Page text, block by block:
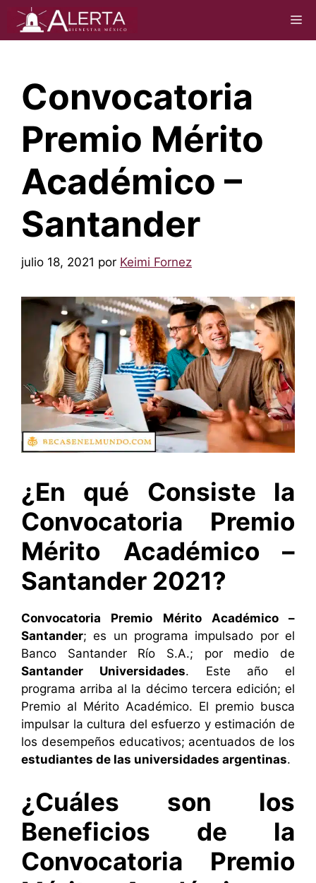
Saltar
contenido
Convocatoria
Premio Mérito
Académico –
Santander
julio 18, 2021 por Keimi Fornez
¿En qué Consiste la
Convocatoria Premio
Mérito Académico –
Santander 2021?
Convocatoria Premio Mérito Académico –
Santander; es un programa impulsado por el
Banco Santander Río S.A.; por medio de
Santander Universidades. Este año el
programa arriba al la décimo tercera edición; el
Premio al Mérito Académico. El premio busca
impulsar la cultura del esfuerzo y estimación de
los desempeños educativos; acentuados de los
estudiantes de las universidades argentinas.
¿Cuáles son los
Beneficios de la
Convocatoria Premio